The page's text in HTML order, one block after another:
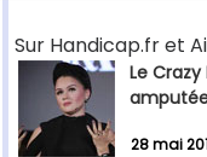
Sur Handicap.fr et
Le
28 mai